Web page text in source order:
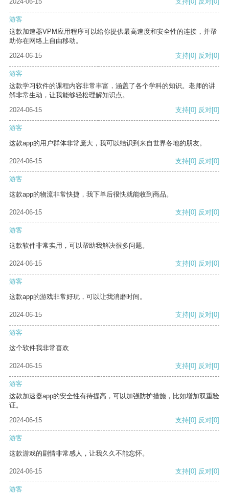
游客
这款加速器VPM应用程序可以给你提供最高速度和安全性的连接，并帮
助你在网络上自由移动。
2024-06-15
支持[0] 反对[0]
游客
这款学习软件的课程内容非常丰富，涵盖了各个学科的知识。老师的讲
解非常生动，让我能够轻松理解知识点。
2024-06-15
支持[0] 反对[0]
游客
这款app的用户群体非常庞大，我可以结识到来自世界各地的朋友。
2024-06-15 支持[0] 反对[0]
游客
这款app的物流非常快捷，我下单后很快就能收到商品。
2024-06-15 支持[0] 反对[0]
游客
这款软件非常实用，可以帮助我解决很多问题。
2024-06-15 支持[0] 反对[0]
游客
这款app的游戏非常好玩，可以让我消磨时间。
2024-06-15 支持[0] 反对[0]
游客
这个软件我非常喜欢
2024-06-15 支持[0] 反对[0]
游客
这款加速器app的安全性有待提高，可以加强防护措施，比如增加双重验
证。
2024-06-15
支持[0] 反对[0]
游客
这款游戏的剧情非常感人，让我久久不能忘怀。
2024-06-15 支持[0] 反对[0]
游客